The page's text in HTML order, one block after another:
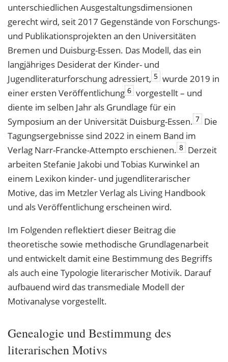
unterschiedlichen Ausgestaltungsdimensionen
gerecht wird, seit 2017 Gegenstände von Forschungs-
und Publikationsprojekten an den Universitäten
Bremen und Duisburg-Essen. Das Modell, das ein
langjähriges Desiderat der Kinder- und
Jugendliteraturforschung adressiert, 5 wurde 2019 in
einer ersten Veröffentlichung 6 vorgestellt – und
diente im selben Jahr als Grundlage für ein
Symposium an der Universität Duisburg-Essen. 7 Die
Tagungsergebnisse sind 2022 in einem Band im
Verlag Narr-Francke-Attempto erschienen. 8 Derzeit
arbeiten Stefanie Jakobi und Tobias Kurwinkel an
einem Lexikon kinder- und jugendliterarischer
Motive, das im Metzler Verlag als Living Handbook
und als Veröffentlichung erscheinen wird.
Im Folgenden reflektiert dieser Beitrag die
theoretische sowie methodische Grundlagenarbeit
und entwickelt damit eine Bestimmung des Begriffs
als auch eine Typologie literarischer Motivik. Darauf
aufbauend wird das transmediale Modell der
Motivanalyse vorgestellt.
Genealogie und Bestimmung des
literarischen Motivs